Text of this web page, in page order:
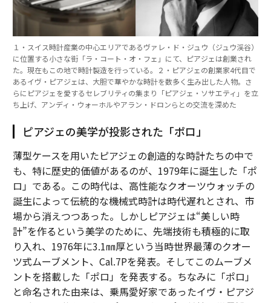
１・スイス時計産業の中心エリアであるヴァレ・ド・ジュウ（ジュウ渓谷）
に位置する小さな街「ラ・コート・オ・フェ」にて、ピアジェは創業され
た。現在もこの地で時計製造を行っている。２・ピアジェの創業家4代目で
あるイヴ・ピアジェは、大胆で華やかな時計を数多く生み出した人物。さ
らにピアジェを愛するセレブリティの集まり「ピアジェ・ソサエティ」を立
ち上げ、アンディ・ウォーホルやアラン・ドロンらとの交流を深めた
ピアジェの美学が投影された「ポロ」
薄型ケースを用いたピアジェの創造的な時計たちの中で
も、特に歴史的価値があるのが、1979年に誕生した「ポ
ロ」である。この時代は、高性能なクオーツウォッチの
誕生によって伝統的な機械式時計は時代遅れとされ、市
場から消えつつあった。しかしピアジェは“美しい時
計”を作るという美学のために、先端技術も積極的に取
り入れ、1976年に3.1㎜厚という当時世界最薄のクオー
ツ式ムーブメント、Cal.7Pを発表。そしてこのムーブメ
ントを搭載した「ポロ」を発表する。ちなみに「ポロ」
と命名された由来は、乗馬愛好家であったイヴ・ピアジ